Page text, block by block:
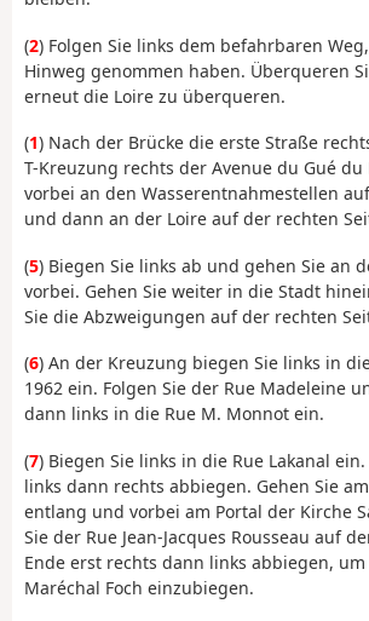
(2) Folgen Sie links dem befahrbaren
Hinweg genommen haben. Überqueren
erneut die Loire zu überqueren.
(1) Nach der Brücke die erste Straße
T-Kreuzung rechts der Avenue du Gué du
vorbei an den Wasserentnahmestellen
und dann an der Loire auf der rechten
(5) Biegen Sie links ab und gehen Sie an
vorbei. Gehen Sie weiter in die Stadt
Sie die Abzweigungen auf der rechten
(6) An der Kreuzung biegen Sie links in
1962 ein. Folgen Sie der Rue Madeleine
dann links in die Rue M. Monnot ein.
(7) Biegen Sie links in die Rue Lakanal
links dann rechts abbiegen. Gehen Sie
entlang und vorbei am Portal der Kirche
Sie der Rue Jean-Jacques Rousseau auf
Ende erst rechts dann links abbiegen,
Maréchal Foch einzubiegen.